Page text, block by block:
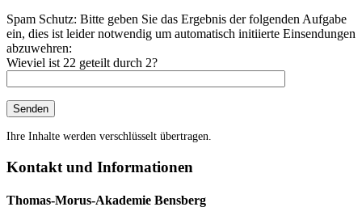
Spam Schutz: Bitte geben Sie das Ergebnis der folgenden Aufgabe
ein, dies ist leider notwendig um automatisch initiierte Einsendungen
abzuwehren:
Wieviel ist 22 geteilt durch 2?
Ihre Inhalte werden verschlüsselt übertragen.
Kontakt und Informationen
Thomas-Morus-Akademie Bensberg